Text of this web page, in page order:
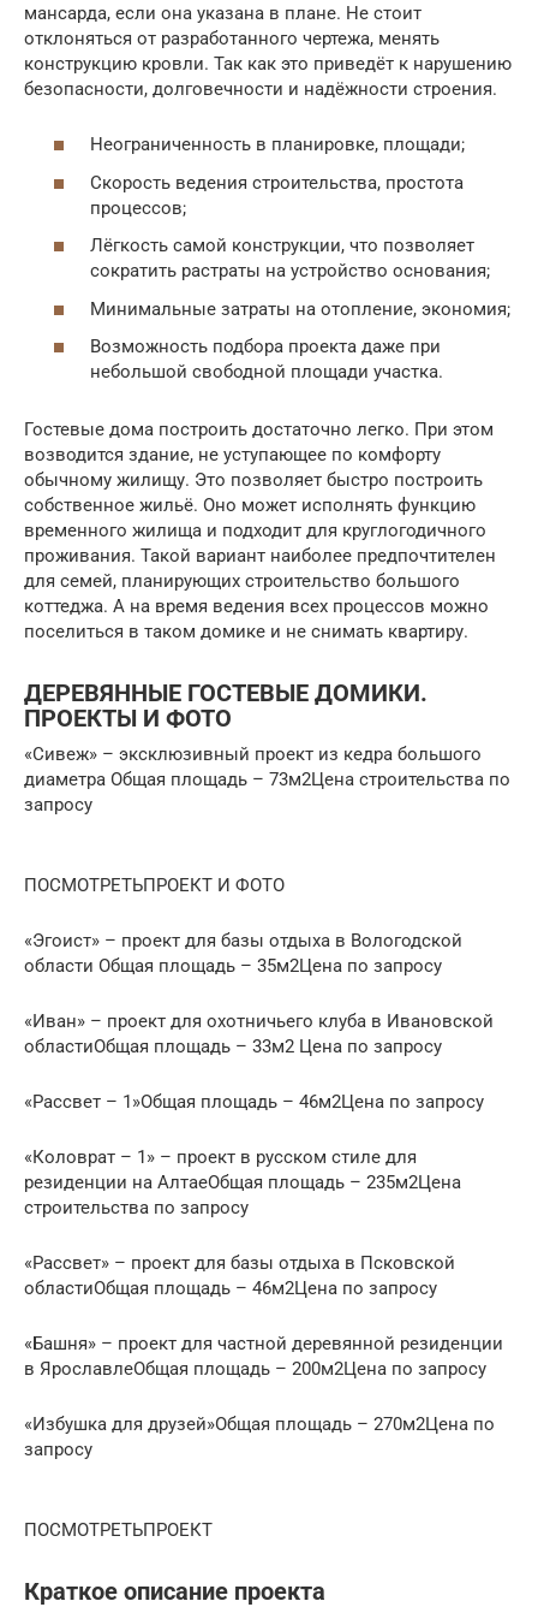
мансарда, если она указана в плане. Не стоит
отклоняться от разработанного чертежа, менять
конструкцию кровли. Так как это приведёт к нарушению
безопасности, долговечности и надёжности строения.
Неограниченность в планировке, площади;
Скорость ведения строительства, простота
процессов;
Лёгкость самой конструкции, что позволяет
сократить растраты на устройство основания;
Минимальные затраты на отопление, экономия;
Возможность подбора проекта даже при
небольшой свободной площади участка.
Гостевые дома построить достаточно легко. При этом
возводится здание, не уступающее по комфорту
обычному жилищу. Это позволяет быстро построить
собственное жильё. Оно может исполнять функцию
временного жилища и подходит для круглогодичного
проживания. Такой вариант наиболее предпочтителен
для семей, планирующих строительство большого
коттеджа. А на время ведения всех процессов можно
поселиться в таком домике и не снимать квартиру.
ДЕРЕВЯННЫЕ ГОСТЕВЫЕ ДОМИКИ.
ПРОЕКТЫ И ФОТО
«Сивеж» – эксклюзивный проект из кедра большого
диаметра Общая площадь – 73м2Цена строительства по
запросу
ПОСМОТРЕТЬПРОЕКТ И ФОТО
«Эгоист» – проект для базы отдыха в Вологодской
области Общая площадь – 35м2Цена по запросу
«Иван» – проект для охотничьего клуба в Ивановской
областиОбщая площадь – 33м2 Цена по запросу
«Рассвет – 1»Общая площадь – 46м2Цена по запросу
«Коловрат – 1» – проект в русском стиле для
резиденции на АлтаеОбщая площадь – 235м2Цена
строительства по запросу
«Рассвет» – проект для базы отдыха в Псковской
областиОбщая площадь – 46м2Цена по запросу
«Башня» – проект для частной деревянной резиденции
в ЯрославлеОбщая площадь – 200м2Цена по запросу
«Избушка для друзей»Общая площадь – 270м2Цена по
запросу
ПОСМОТРЕТЬПРОЕКТ
Краткое описание проекта